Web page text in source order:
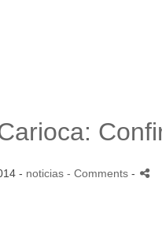
- noticias - Comments -